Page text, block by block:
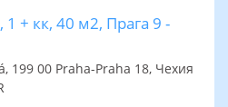
1 + кк, 40 м2, Прага 9 -
199 00 Praha-Praha 18, Чехия